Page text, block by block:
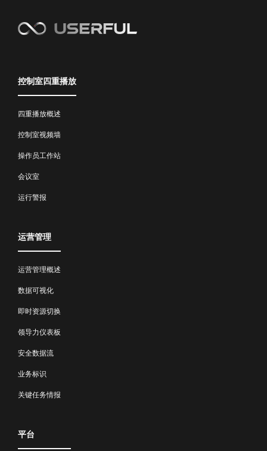
控制室四重播放
四重播放概述
控制室视频墙
操作员工作站
会议室
运行警报
运营管理
运营管理概述
数据可视化
即时资源切换
领导力仪表板
安全数据流
业务标识
关键任务情报
平台